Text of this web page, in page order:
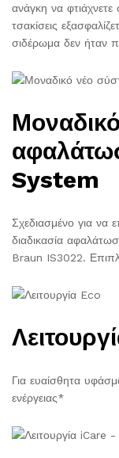
ανάγκη να
τσακίσεις
σιδέρωμα δεν ήταν
System
Σχεδιασμένο για να
διαδικασία
Braun IS3022.
Για ευαίσθητα
ενέργειας*